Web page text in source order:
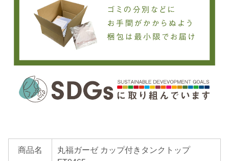
商品名
丸福ガーゼ カップ付きタンクトップ